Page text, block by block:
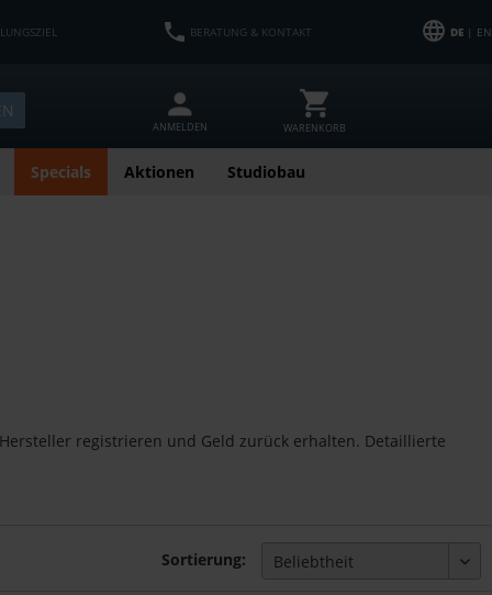
BERATUNG & KONTAKT DE| EN
ANMELDEN WARENKORB
Specials Aktionen Studiobau
registrieren und Geld zurück erhalten. Detaillierte
Sortierung: